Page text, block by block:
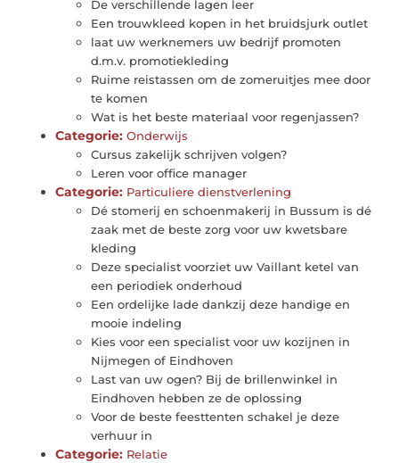
De verschillende lagen leer
Een trouwkleed kopen in het bruidsjurk outlet
laat uw werknemers uw bedrijf promoten
d.m.v. promotiekleding
Ruime reistassen om de zomeruitjes mee door
te komen
Wat is het beste materiaal voor regenjassen?
Categorie: Onderwijs
Cursus zakelijk schrijven volgen?
Leren voor office manager
Categorie: Particuliere dienstverlening
Dé stomerij en schoenmakerij in Bussum is dé
zaak met de beste zorg voor uw kwetsbare
kleding
Deze specialist voorziet uw Vaillant ketel van
een periodiek onderhoud
Een ordelijke lade dankzij deze handige en
mooie indeling
Kies voor een specialist voor uw kozijnen in
Nijmegen of Eindhoven
Last van uw ogen? Bij de brillenwinkel in
Eindhoven hebben ze de oplossing
Voor de beste feesttenten schakel je deze
verhuur in
Categorie: Relatie